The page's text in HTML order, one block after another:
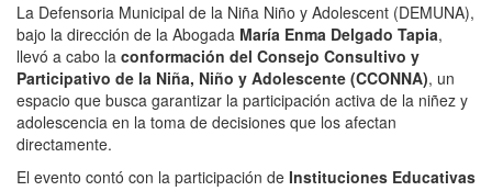
La Defensoria Municipal de la Niña Niño y Adolescent (DEMUNA),
bajo la dirección de la Abogada María Enma Delgado Tapia,
llevó a cabo la conformación del Consejo Consultivo y
Participativo de la Niña, Niño y Adolescente (CCONNA), un
espacio que busca garantizar la participación activa de la niñez y
adolescencia en la toma de decisiones que los afectan
directamente.
El evento contó con la participación de Instituciones Educativas